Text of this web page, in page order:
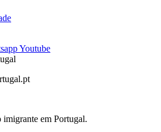
Youtube
imigrante em Portugal.